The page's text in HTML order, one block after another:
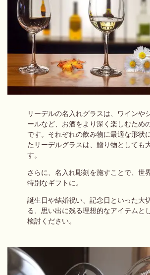
リーデルの名入れグラスは、ワインや
ールなど、お酒をより深く楽しむため
です。それぞれの飲み物に最適な形状
たリーデルグラスは、贈り物としても
す。
さらに、名入れ彫刻を施すことで、世
特別なギフトに。
誕生日や結婚祝い、記念日といった大
る、思い出に残る理想的なアイテムと
検討ください。